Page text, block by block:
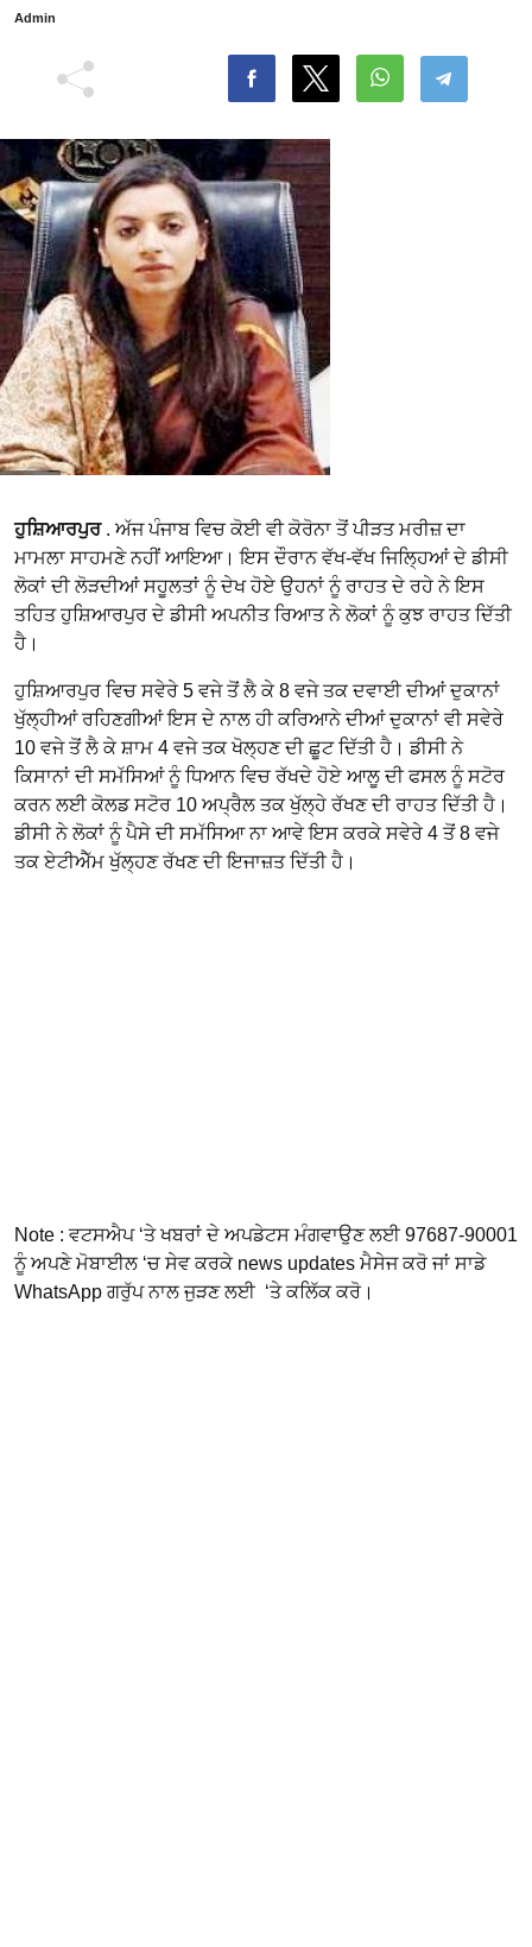
Admin
ਹੁਸ਼ਿਆਰਪੁਰ. ਅੱਜ ਪੰਜਾਬ ਵਿਚ ਕੋਈ ਵੀ ਕੋਰੋਨਾ ਤੋਂ ਪੀੜਤ ਮਰੀਜ਼ ਦਾ
ਮਾਮਲਾ ਸਾਹਮਣੇ ਨਹੀਂ ਆਇਆ। ਇਸ ਦੌਰਾਨ ਵੱਖ-ਵੱਖ ਜਿਲ੍ਹਿਆਂ ਦੇ ਡੀਸੀ
ਲੋਕਾਂ ਦੀ ਲੋੜਦੀਆਂ ਸਹੂਲਤਾਂ ਨੂੰ ਦੇਖ ਹੋਏ ਉਹਨਾਂ ਨੂੰ ਰਾਹਤ ਦੇ ਰਹੇ ਨੇ ਇਸ
ਤਹਿਤ ਹੁਸ਼ਿਆਰਪੁਰ ਦੇ ਡੀਸੀ ਅਪਨੀਤ ਰਿਆਤ ਨੇ ਲੋਕਾਂ ਨੂੰ ਕੁਝ ਰਾਹਤ ਦਿੱਤੀ
ਹੈ।
ਹੁਸ਼ਿਆਰਪੁਰ ਵਿਚ ਸਵੇਰੇ 5 ਵਜੇ ਤੋਂ ਲੈ ਕੇ 8 ਵਜੇ ਤਕ ਦਵਾਈ ਦੀਆਂ ਦੁਕਾਨਾਂ
ਖੁੱਲ੍ਹੀਆਂ ਰਹਿਣਗੀਆਂ ਇਸ ਦੇ ਨਾਲ ਹੀ ਕਰਿਆਨੇ ਦੀਆਂ ਦੁਕਾਨਾਂ ਵੀ ਸਵੇਰੇ
10 ਵਜੇ ਤੋਂ ਲੈ ਕੇ ਸ਼ਾਮ 4 ਵਜੇ ਤਕ ਖੋਲ੍ਹਣ ਦੀ ਛੂਟ ਦਿੱਤੀ ਹੈ। ਡੀਸੀ ਨੇ
ਕਿਸਾਨਾਂ ਦੀ ਸਮੱਸਿਆਂ ਨੂੰ ਧਿਆਨ ਵਿਚ ਰੱਖਦੇ ਹੋਏ ਆਲੂ ਦੀ ਫਸਲ ਨੂੰ ਸਟੋਰ
ਕਰਨ ਲਈ ਕੋਲਡ ਸਟੋਰ 10 ਅਪ੍ਰੈਲ ਤਕ ਖੁੱਲ੍ਹੇ ਰੱਖਣ ਦੀ ਰਾਹਤ ਦਿੱਤੀ ਹੈ।
ਡੀਸੀ ਨੇ ਲੋਕਾਂ ਨੂੰ ਪੈਸੇ ਦੀ ਸਮੱਸਿਆ ਨਾ ਆਵੇ ਇਸ ਕਰਕੇ ਸਵੇਰੇ 4 ਤੋਂ 8 ਵਜੇ
ਤਕ ਏਟੀਐੱਮ ਖੁੱਲ੍ਹਣ ਰੱਖਣ ਦੀ ਇਜਾਜ਼ਤ ਦਿੱਤੀ ਹੈ।
Note : ਵਟਸਐਪ ‘ਤੇ ਖਬਰਾਂ ਦੇ ਅਪਡੇਟਸ ਮੰਗਵਾਉਣ ਲਈ 97687-90001
ਨੂੰ ਅਪਣੇ ਮੋਬਾਈਲ ‘ਚ ਸੇਵ ਕਰਕੇ news updates ਮੈਸੇਜ ਕਰੋ ਜਾਂ ਸਾਡੇ
WhatsApp ਗਰੁੱਪ ਨਾਲ ਜੁੜਣ ਲਈ ‘ਤੇ ਕਲਿੱਕ ਕਰੋ।